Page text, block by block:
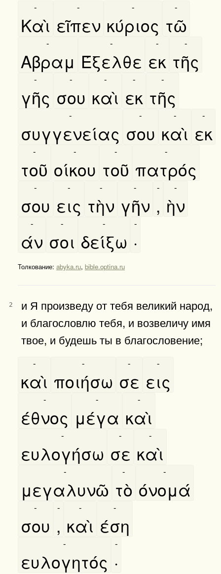
Καὶ
-
εῖπεν
-
κύριος
-
τῶ
-
Αβραμ
-
Έξελθε
-
εκ
-
τῆς
-
γῆς
-
σου
-
καὶ
-
εκ
-
τῆς
-
συγγενείας
-
σου
-
καὶ
-
εκ
-
τοῦ
-
οίκου
-
τοῦ
-
πατρός
-
σου
-
εις
-
τὴν
-
γῆν
-
,
-
ὴν
-
άν
-
σοι
-
δείξω
-
·
-
Толкование: abyka.ru, bible.optina.ru
2
и Я произведу от тебя великий народ,
и благословлю тебя, и возвеличу имя
твое, и будешь ты в благословение;
καὶ
-
ποιήσω
-
σε
-
εις
-
έθνος
-
μέγα
-
καὶ
-
ευλογήσω
-
σε
-
καὶ
-
μεγαλυνῶ
-
τὸ
-
όνομά
-
σου
-
,
-
καὶ
-
έση
-
ευλογητός
-
·
-